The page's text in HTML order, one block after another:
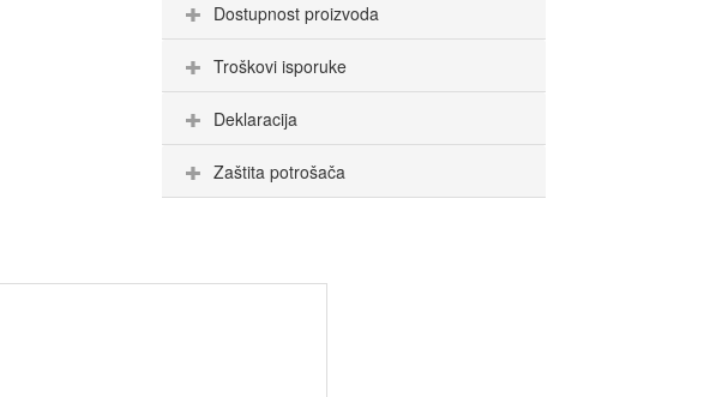
Dostupnost proizvoda
Troškovi isporuke
Deklaracija
Zaštita potrošača